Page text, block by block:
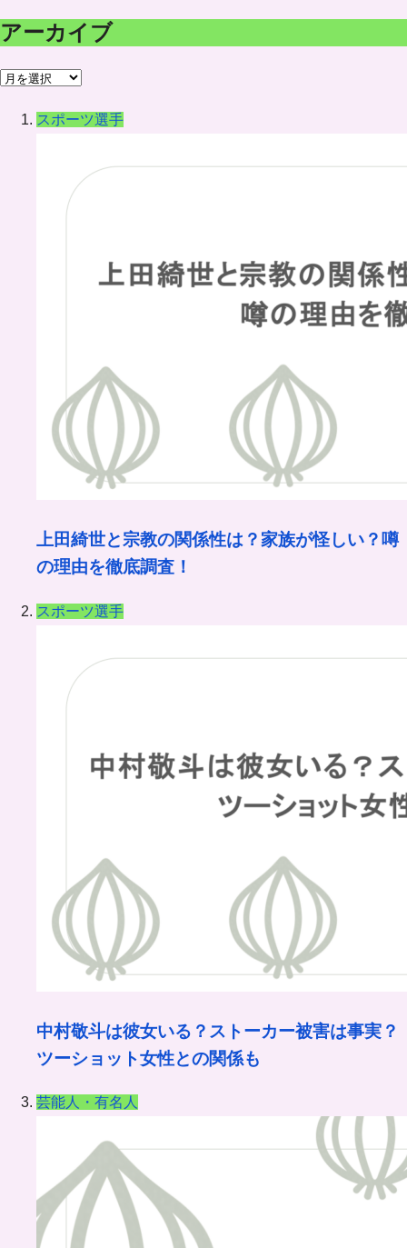
アーカイブ
ア
スポーツ選手
上田綺世と宗教の関係性は？家族が怪しい？噂
の理由を徹底調査！
スポーツ選手
中村敬斗は彼女いる？ストーカー被害は事実？
ツーショット女性との関係も
芸能人・有名人